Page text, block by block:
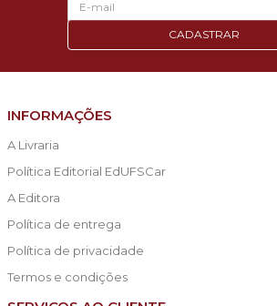
CADASTRAR
INFORMAÇÕES
A Livraria
Política Editorial EdUFSCar
A Editora
Política de entrega
Política de privacidade
Termos e condições